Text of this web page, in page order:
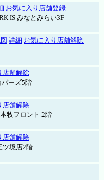
お気に入り店舗登録
IS みなとみらい3F
詳細 お気に入り店舗解除
店舗解除
ーズ5階
店舗解除
牧フロント 2階
店舗解除
ツ境店2階